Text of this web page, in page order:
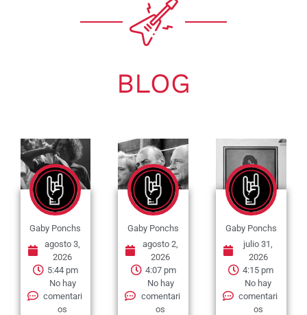
BLOG
Gaby Ponchs
agosto 3,
2026
5:44 pm
No hay
comentari
os
Gaby Ponchs
agosto 2,
2026
4:07 pm
No hay
comentari
os
Gaby Ponchs
julio 31,
2026
4:15 pm
No hay
comentari
os